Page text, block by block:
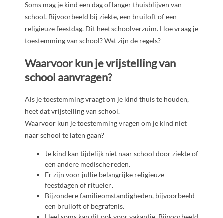
Soms mag je kind een dag of langer thuisblijven van
school. Bijvoorbeeld bij ziekte, een bruiloft of een
religieuze feestdag. Dit heet schoolverzuim. Hoe vraag je
toestemming van school? Wat zijn de regels?
Waarvoor kun je vrijstelling van
school aanvragen?
Als je toestemming vraagt om je kind thuis te houden,
heet dat vrijstelling van school.
Waarvoor kun je toestemming vragen om je kind niet
naar school te laten gaan?
Je kind kan tijdelijk niet naar school door ziekte of
een andere medische reden.
Er zijn voor jullie belangrijke religieuze
feestdagen of rituelen.
Bijzondere familieomstandigheden, bijvoorbeeld
een bruiloft of begrafenis.
Heel soms kan dit ook voor vakantie. Bijvoorbeeld